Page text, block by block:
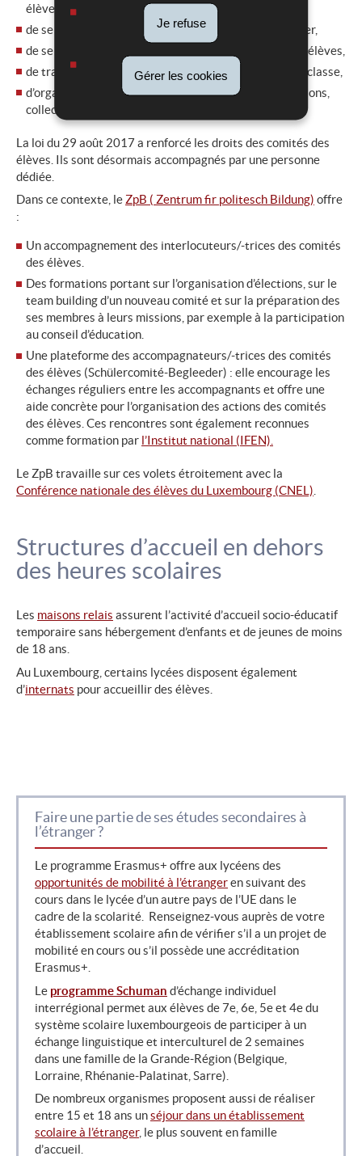
Je refuse
Gérer les cookies
élèves,
de se saisir des demandes des élèves et de les articuler,
de se saisir des thèmes d’actualité qui concernent les élèves,
de travailler en collaboration avec les délégué(e)s de classe,
d’organiser les activités extrascolaires (fêtes, excursions,
collectes de dons, etc.).
La loi du 29 août 2017 a renforcé les droits des comités des
élèves. Ils sont désormais accompagnés par une personne
dédiée.
Dans ce contexte, le ZpB ( Zentrum fir politesch Bildung) offre
:
Un accompagnement des interlocuteurs/-trices des comités
des élèves.
Des formations portant sur l’organisation d’élections, sur le
team building d’un nouveau comité et sur la préparation des
ses membres à leurs missions, par exemple à la participation
au conseil d’éducation.
Une plateforme des accompagnateurs/-trices des comités
des élèves (Schülercomité-Begleeder) : elle encourage les
échanges réguliers entre les accompagnants et offre une
aide concrète pour l’organisation des actions des comités
des élèves. Ces rencontres sont également reconnues
comme formation par l’Institut national (IFEN).
Le ZpB travaille sur ces volets étroitement avec la
Conférence nationale des élèves du Luxembourg (CNEL)
Structures d’accueil en dehors
des heures scolaires
Les maisons relais assurent l’activité d’accueil socio-éducatif
temporaire sans hébergement d’enfants et de jeunes de moins
de 18 ans.
Au Luxembourg, certains lycées disposent également
d’internats pour accueillir des élèves.
Faire une partie de ses études secondaires à
l’étranger ?
Le programme Erasmus+ offre aux lycéens des
opportunités de mobilité à l’étrangeren suivant des
cours dans le lycée d’un autre pays de l’UE dans le
cadre de la scolarité. Renseignez-vous auprès de votre
établissement scolaire afin de vérifier s’il a un projet de
mobilité en cours ou s’il possède une accréditation
Erasmus+.
Le programme Schuman d’échange individuel
interrégional permet aux élèves de 7e, 6e, 5e et 4e du
système scolaire luxembourgeois de participer à un
échange linguistique et interculturel de 2 semaines
dans une famille de la Grande-Région (Belgique,
Lorraine, Rhénanie-Palatinat, Sarre).
De nombreux organismes proposent aussi de réaliser
entre 15 et 18 ans unséjour dans un établissement
scolaire à l’étranger, le plus souvent en famille
d’accueil.